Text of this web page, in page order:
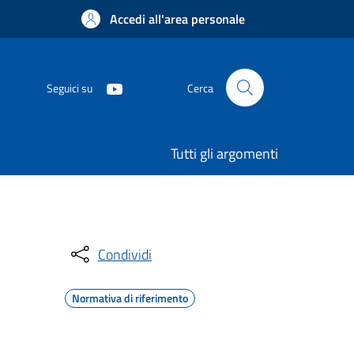
Accedi all'area personale
Seguici su Cerca
Tutti gli argomenti
Condividi
Normativa di riferimento